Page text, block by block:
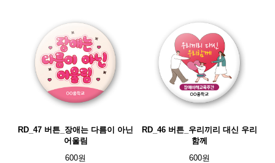
RD_47 버튼_장애는 다름이 아닌
어울림
600원
RD_46 버튼_우리끼리 대신 우리
함께
600원